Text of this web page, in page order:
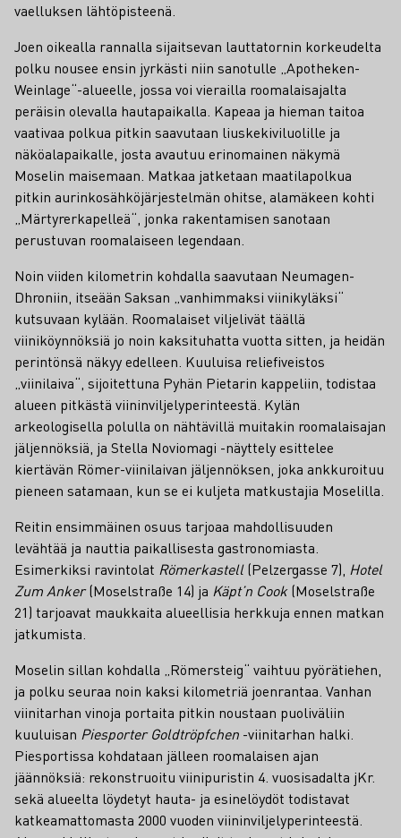
vaelluksen lähtöpisteenä.
Joen oikealla rannalla sijaitsevan lauttatornin korkeudelta
polku nousee ensin jyrkästi niin sanotulle „Apotheken-
Weinlage“-alueelle, jossa voi vierailla roomalaisajalta
peräisin olevalla hautapaikalla. Kapeaa ja hieman taitoa
vaativaa polkua pitkin saavutaan liuskekiviluolille ja
näköalapaikalle, josta avautuu erinomainen näkymä
Moselin maisemaan. Matkaa jatketaan maatilapolkua
pitkin aurinkosähköjärjestelmän ohitse, alamäkeen kohti
„Märtyrerkapelleä“, jonka rakentamisen sanotaan
perustuvan roomalaiseen legendaan.
Noin viiden kilometrin kohdalla saavutaan Neumagen-
Dhroniin, itseään Saksan „vanhimmaksi viinikyläksi“
kutsuvaan kylään. Roomalaiset viljelivät täällä
viiniköynnöksiä jo noin kaksituhatta vuotta sitten, ja heidän
perintönsä näkyy edelleen. Kuuluisa reliefiveistos
„viinilaiva“, sijoitettuna Pyhän Pietarin kappeliin, todistaa
alueen pitkästä viininviljelyperinteestä. Kylän
arkeologisella polulla on nähtävillä muitakin roomalaisajan
jäljennöksiä, ja Stella Noviomagi -näyttely esittelee
kiertävän Römer-viinilaivan jäljennöksen, joka ankkuroituu
pieneen satamaan, kun se ei kuljeta matkustajia Moselilla.
Reitin ensimmäinen osuus tarjoaa mahdollisuuden
levähtää ja nauttia paikallisesta gastronomiasta.
Esimerkiksi ravintolat Römerkastell(Pelzergasse 7), Hotel
Zum Anker(Moselstraße 14) ja Käpt’n Cook(Moselstraße
21) tarjoavat maukkaita alueellisia herkkuja ennen matkan
jatkumista.
Moselin sillan kohdalla „Römersteig“ vaihtuu pyörätiehen,
ja polku seuraa noin kaksi kilometriä joenrantaa. Vanhan
viinitarhan vinoja portaita pitkin noustaan puoliväliin
kuuluisan Piesporter Goldtröpfchen -viinitarhan halki.
Piesportissa kohdataan jälleen roomalaisen ajan
jäännöksiä: rekonstruoitu viinipuristin 4. vuosisadalta jKr.
sekä alueelta löydetyt hauta- ja esinelöydöt todistavat
katkeamattomasta 2000 vuoden viininviljelyperinteestä.